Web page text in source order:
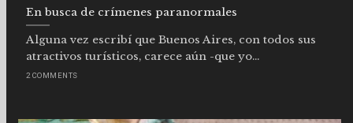
En busca de crímenes paranormales
Alguna vez escribí que Buenos Aires, con todos sus
atractivos turísticos, carece aún -que yo...
2 COMMENTS